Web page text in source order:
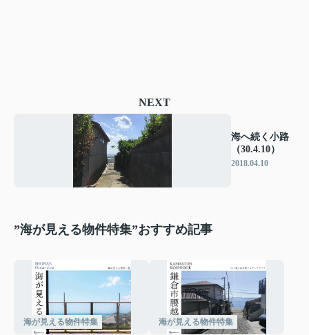
NEXT
海へ続く小路
（30.4.10）
2018.04.10
”海が見える物件特集”おすすめ記事
海が見える物件特集 海が見える物件特集